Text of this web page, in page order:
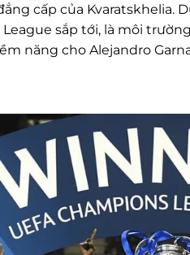
cấp của Kvaratskhelia.
sắp tới, là môi
năng cho Alejandro